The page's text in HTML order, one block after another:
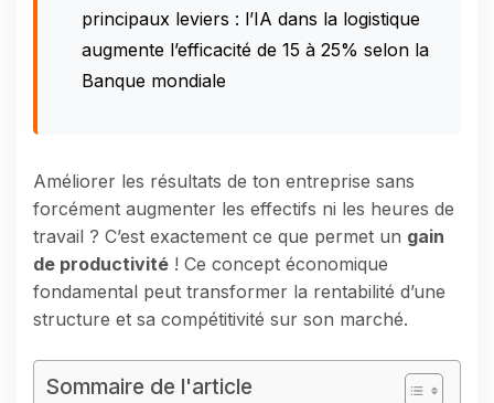
principaux leviers : l’IA dans la logistique
augmente l’efficacité de 15 à 25% selon la
Banque mondiale
Améliorer les résultats de ton entreprise sans
forcément augmenter les effectifs ni les heures de
travail ? C’est exactement ce que permet un gain
de productivité ! Ce concept économique
fondamental peut transformer la rentabilité d’une
structure et sa compétitivité sur son marché.
Sommaire de l'article